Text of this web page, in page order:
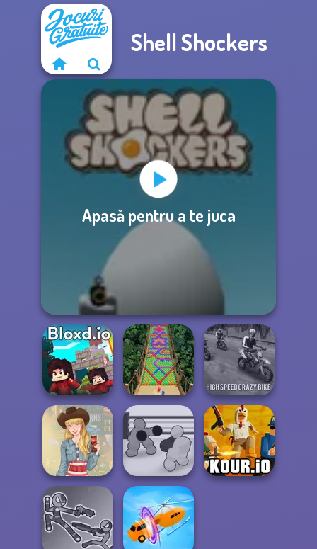
Shell Shockers
Apasă pentru a te juca
Bloxd.io Bubble Fall
High Speed Crazy
Bike
Americana
Boxing Gang
Stars